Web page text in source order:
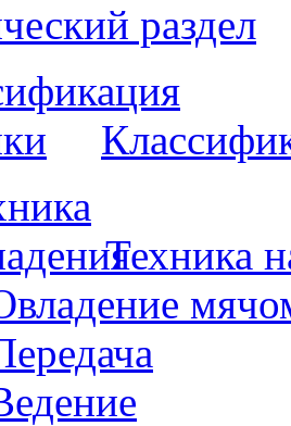
раздел
Техника